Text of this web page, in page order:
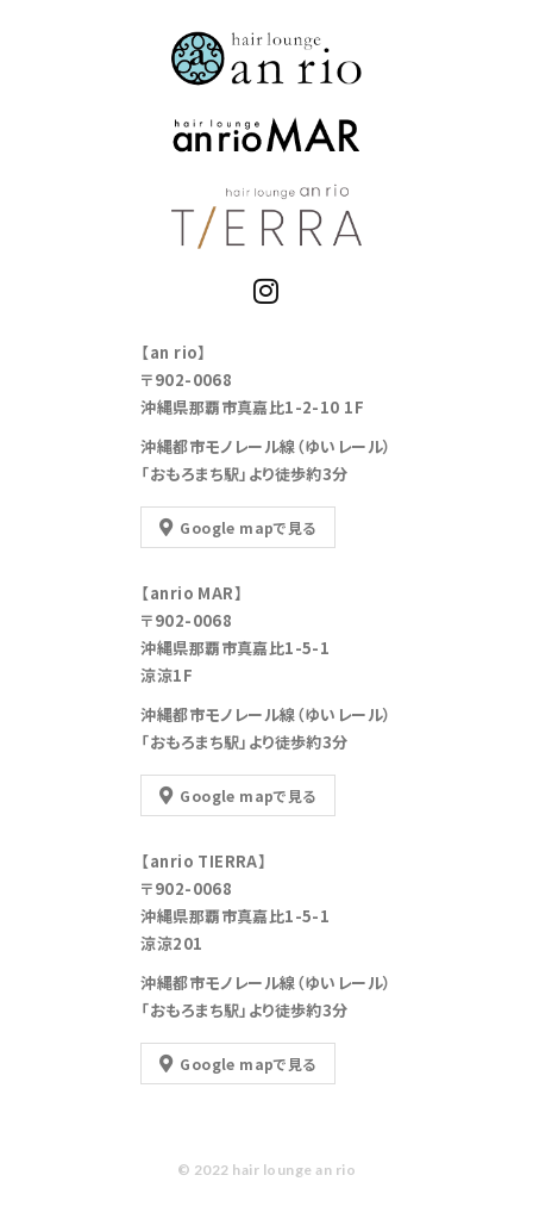
【an rio】
〒902-0068
沖縄県那覇市真嘉比1-2-10 1F
沖縄都市モノレール線（ゆいレール）
「おもろまち駅」より徒歩約3分
Google mapで見る
【anrio MAR】
〒902-0068
沖縄県那覇市真嘉比1-5-1
涼涼1F
沖縄都市モノレール線（ゆいレール）
「おもろまち駅」より徒歩約3分
Google mapで見る
【anrio TIERRA】
〒902-0068
沖縄県那覇市真嘉比1-5-1
涼涼201
沖縄都市モノレール線（ゆいレール）
「おもろまち駅」より徒歩約3分
Google mapで見る
© 2022 hair lounge an rio